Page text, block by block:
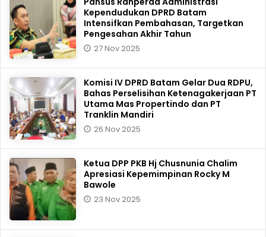
Kependudukan DPRD Batam
Intensifkan Pembahasan, Targetkan
Pengesahan Akhir Tahun
27 Nov 2025
Komisi IV DPRD Batam Gelar Dua RDPU,
Bahas Perselisihan Ketenagakerjaan PT
Utama Mas Propertindo dan PT
Tranklin Mandiri
26 Nov 2025
Ketua DPP PKB Hj Chusnunia Chalim
Apresiasi Kepemimpinan Rocky M
Bawole
23 Nov 2025